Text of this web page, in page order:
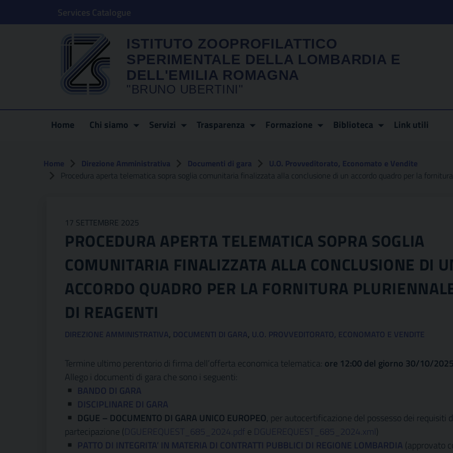
Services Catalogue
ISTITUTO ZOOPROFILATTICO
SPERIMENTALE DELLA LOMBARDIA E
DELL'EMILIA ROMAGNA
"BRUNO UBERTINI"
Home Chi siamo Servizi Trasparenza Formazione Biblioteca Link utili
Home Direzione Amministrativa Documenti di gara
U.O. Provveditorato, Economato e Vendite
Procedura aperta telematica sopra soglia comunitaria finalizzata alla conclusione di un accordo quadro per la fornitura pluriennale
17 SETTEMBRE 2025
PROCEDURA APERTA TELEMATICA SOPRA SOGLIA
COMUNITARIA FINALIZZATA ALLA CONCLUSIONE DI
ACCORDO QUADRO PER LA FORNITURA
DI REAGENTI
DIREZIONE AMMINISTRATIVA, DOCUMENTI DI GARA, U.O. PROVVEDITORATO, ECONOMATO E VENDITE
Termine ultimo perentorio di firma dell’offerta economica telematica: ore 12:00 del giorno 30/10/2025
Allego i documenti di gara che sono i seguenti:
BANDO DI GARA
DISCIPLINARE DI GARA
DGUE – DOCUMENTO DI GARA UNICO EUROPEO, per autocertificazione del possesso dei requisiti di
partecipazione (DGUEREQUEST_685_2024.pdf e DGUEREQUEST_685_2024.xml )
PATTO DI INTEGRITA’ IN MATERIA DI CONTRATTI PUBBLICI DI REGIONE LOMBARDIA (approvato